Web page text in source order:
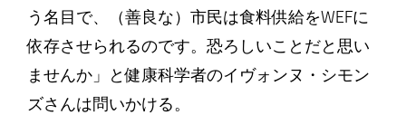
う名目で、（善良な）市民は食料供給をWEFに
依存させられるのです。恐ろしいことだと思い
ませんか」と健康科学者のイヴォンヌ・シモン
ズさんは問いかける。